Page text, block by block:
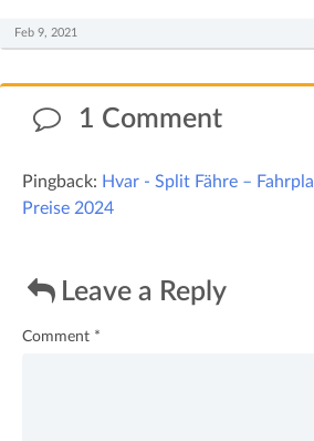
Feb 9, 2021
1 Comment
Pingback: Hvar - Split Fähre –
Preise 2024
Leave a Reply
Comment *